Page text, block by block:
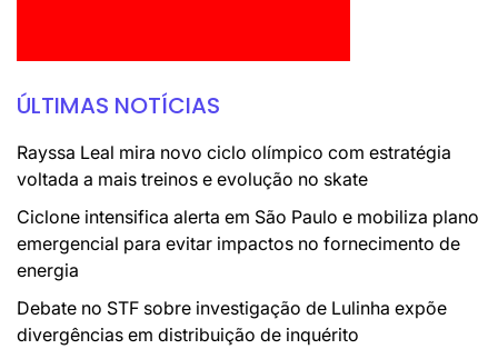
ÚLTIMAS NOTÍCIAS
Rayssa Leal mira novo ciclo olímpico com estratégia
voltada a mais treinos e evolução no skate
Ciclone intensifica alerta em São Paulo e mobiliza plano
emergencial para evitar impactos no fornecimento de
energia
Debate no STF sobre investigação de Lulinha expõe
divergências em distribuição de inquérito